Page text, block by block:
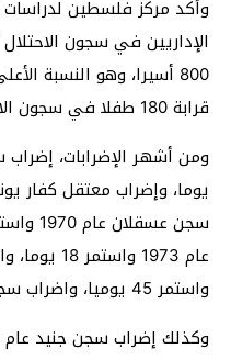
وأكد مركز فلسطين لدراسات
الإداريين في سجون
قرابة 180 طفلا في سجون الاحتلال، و31 أسيرة.
واستمر 45 يوميا، واضراب سجن نفحة عام 1980 لمدة 32 يوما.